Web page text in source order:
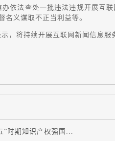
法查处一批违法违规开展互联
名义谋取不正当利益等。
将持续开展互联网新闻信息服
”时期知识产权强国...